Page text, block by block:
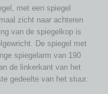
met een spiegel
zicht naar achteren
van de spiegelkop is
De spiegel met
spiegelarm van 190
de linkerkant van het
gedeelte van het stuur.